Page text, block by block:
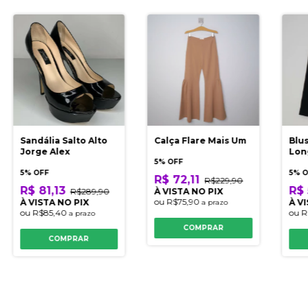
Sandália Salto Alto
Jorge Alex
5% OFF
R$ 81,13 R$289,90
À VISTA NO PIX
ou R$85,40 a prazo
COMPRAR
Calça Flare Mais Um
5% OFF
R$ 72,11 R$229,90
À VISTA NO PIX
ou R$75,90a prazo
COMPRAR
5%
R$
À
ou